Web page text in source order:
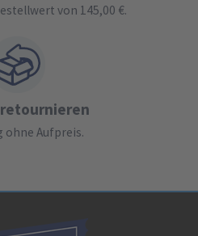
von 145,00 €.
ohne Aufpreis.